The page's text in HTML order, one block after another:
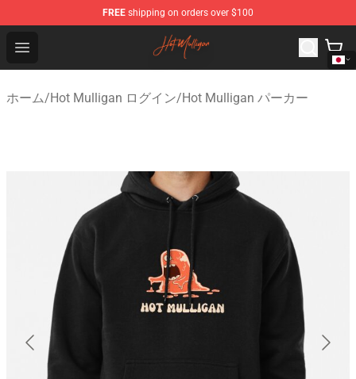
FREE shipping on orders over $100
Open menu
Hot Mulligan Shop - Official Hot Mulligan Merchandise
ホーム/Hot Mulligan ログイン/Hot Mulligan パーカー